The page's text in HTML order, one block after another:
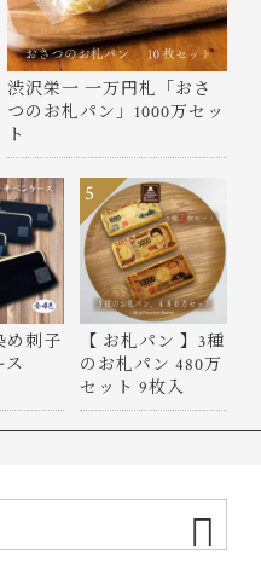
渋沢栄一 一万円札「おさ
つのお札パン」1000万セッ
ト
め刺子
ス
【 お札パン 】3種
のお札パン 480万
セット 9枚入
5